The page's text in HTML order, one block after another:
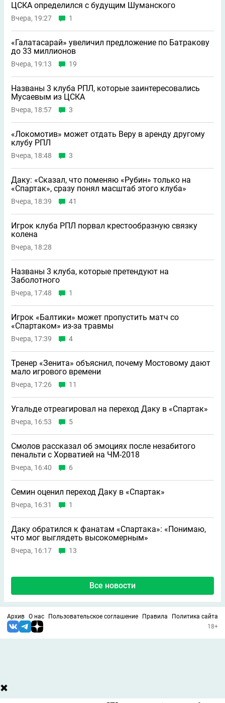
ЦСКА определился с будущим Шуманского
Вчера, 19:27 1
«Галатасарай» увеличил предложение по Батракову
до 33 миллионов
Вчера, 19:13 19
Названы 3 клуба РПЛ, которые заинтересовались
Мусаевым из ЦСКА
Вчера, 18:57 3
«Локомотив» может отдать Веру в аренду другому
клубу РПЛ
Вчера, 18:48 3
Даку: «Сказал, что поменяю «Рубин» только на
«Спартак», сразу понял масштаб этого клуба»
Вчера, 18:39 41
Игрок клуба РПЛ порвал крестообразную связку
колена
Вчера, 18:28
Названы 3 клуба, которые претендуют на
Заболотного
Вчера, 17:48 1
Игрок «Балтики» может пропустить матч со
«Спартаком» из-за травмы
Вчера, 17:39 4
Тренер «Зенита» объяснил, почему Мостовому дают
мало игрового времени
Вчера, 17:26 11
Угальде отреагировал на переход Даку в «Спартак»
Вчера, 16:53 5
Смолов рассказал об эмоциях после незабитого
пенальти с Хорватией на ЧМ-2018
Вчера, 16:40 6
Семин оценил переход Даку в «Спартак»
Вчера, 16:31 1
Даку обратился к фанатам «Спартака»: «Понимаю,
что мог выглядеть высокомерным»
Вчера, 16:17 13
Все новости
Архив О нас Пользовательское соглашение Правила
Политика сайта
18+